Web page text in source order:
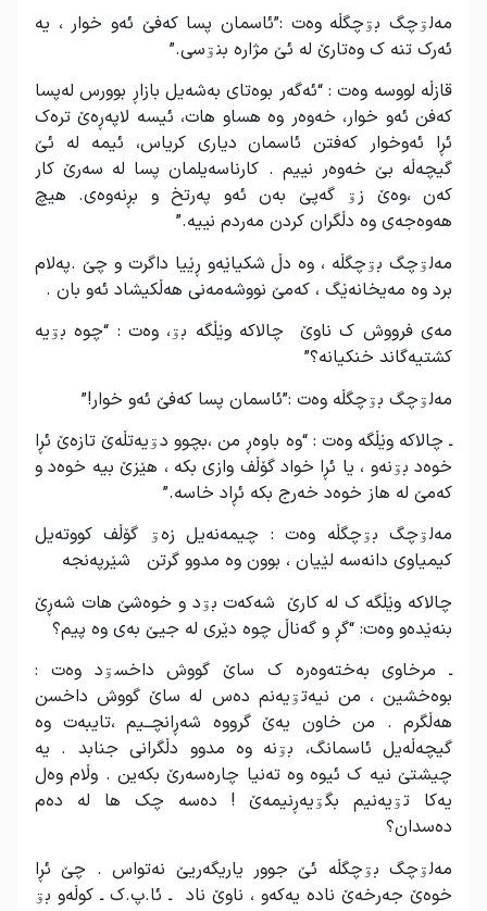
مەلۊچگ بۊچگڵە وەت :”ئاسمان پسا کەفێ ئەو خوار ، یە
ئەرک تنە ک وەتارێ لە ئێ مژارە بنۊسی.”
قازڵە لووسە وەت : “ئەگەر بوەتای بەشەیل بازاڕ بوورس لەپسا
کەفن ئەو خوار، خەوەر وە هساو هات، ئیسە لاپەڕەێ ترەک
ئڕا ئەوخوار کەفتن ئاسمان دیاری کریاس، ئیمە لە ئێ
گیچەڵە بێ خەوەر نییم . کارناسەیلمان پسا لە سەرێ کار
کەن ،وەێ زۊ گەپێ بەن ئەو پەرتخ و بڕنەوەی. هیچ
هەوەجەی وە دڵگران کردن مەردم نییە.”
مەلۊچگ بۊچگڵە ، وە دڵ شکیاێەو ڕێیا داگرت و چێ .پەلام
برد وە مەیخانەێگ ، کەمێ نووشەمەنی هەڵکیشاد ئەو بان .
مەی فرووش ک ناوێ چالاکە وێڵگە بۊ، وەت : “چوە بۊیە
کشتیەگاند خنکیانە؟”
مەلۊچگ بۊچگڵە وەت :”ئاسمان پسا کەفێ ئەو خوار!”
ـ چالاکە وێڵگە وەت : “وە باوەڕ من ،بچوو دۊیەتڵەێ تازەێ ئڕا
خوەد بۊنەو ، یا ئڕا خواد گۆڵف وازی بکە ، هێزێ بیە خوەد و
کەمێ لە هاز خوەد خەرج بکە ئڕاد خاسە.”
مەلۊچگ بۊچگڵە وەت : چیمەنەیل زەۊ گۆڵف کووتەیل
کیمیاوی دانەسە لێیان ، بوون وە مدوو گرتن شێرپەنجە
چالاکە وێڵگە ک لە کارێ شەکەت بۊد و خوەشێ هات شەڕێ
بنەێدەو وەت: “گڕ و گەناڵ چوە دێری لە جیێ بەی وە پیم؟
ـ مرخاوی بەختەوەرە ک ساێ گووش داخسۊد وەت :
بوەخشین ، من نیەتۊیەنم دەس لە ساێ گووش داخسن
هەڵگرم . من خاون یەێ گرووە شەڕانچــیم ،تایبەت وە
گیچەڵەیل ئاسمانگ، بۊنە وە مدوو دڵگرانی جنابد . یە
چیشتێ نیە ک ئیوە وە تەنیا چارەسەرێ بکەین . وڵام وەل
یەکا تۊیەنیم بگۊیەڕنیمەێ ! دەسە چک ها لە دەم
دەسدان؟
مەلۊچگ بۊچگڵە ئێ جوور یاریگەریێ نەتواس . چێ ئڕا
خوەێ جەرخەێ نادە یەکەو ، ناوێ ناد ـ ئا.پ.ک ـ کوڵەو بۊ